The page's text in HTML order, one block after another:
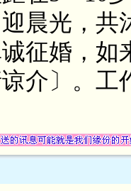
晨光，共
征婚，如
介〕。工